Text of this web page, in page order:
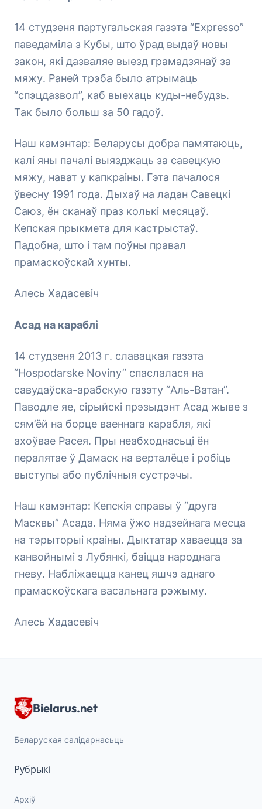
14 студзеня партугальская газэта “Expresso”
паведаміла з Кубы, што ўрад выдаў новы
закон, які дазваляе выезд грамадзянаў за
мяжу. Раней трэба было атрымаць
“спэцдазвол”, каб выехаць куды-небудзь.
Так было больш за 50 гадоў.
Наш камэнтар: Беларусы добра памятаюць,
калі яны пачалі выязджаць за савецкую
мяжу, нават у капкраіны. Гэта пачалося
ўвесну 1991 года. Дыхаў на ладан Савецкі
Саюз, ён сканаў праз колькі месяцаў.
Кепская прыкмета для кастрыстаў.
Падобна, што і там поўны правал
прамаскоўскай хунты.
Алесь Хадасевіч
Асад на караблі
14 студзеня 2013 г. славацкая газэта
“Hospodarske Noviny” спаслалася на
савудаўска-арабскую газэту “Аль-Ватан”.
Паводле яе, сірыйскі прэзыдэнт Асад жыве з
сям’ёй на борце ваеннага карабля, які
ахоўвае Расея. Пры неабходнасьці ён
пералятае ў Дамаск на верталёце і робіць
выступы або публічныя сустрэчы.
Наш камэнтар: Кепскія справы ў “друга
Масквы” Асада. Няма ўжо надзейнага месца
на тэрыторыі краіны. Дыктатар хаваецца за
канвойнымі з Лубянкі, баіцца народнага
гневу. Набліжаецца канец яшчэ аднаго
прамаскоўскага васальнага рэжыму.
Алесь Хадасевіч
Bielarus.net
Беларуская салідарнасьць
Рубрыкі
Архіў